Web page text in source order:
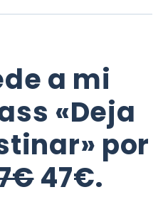
a mi
«Deja
por
47€.